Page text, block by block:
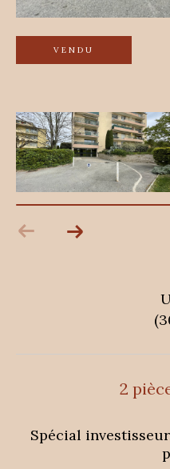
VENDU
2
Spécial